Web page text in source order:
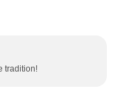
tradition!